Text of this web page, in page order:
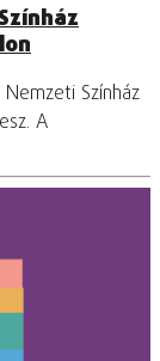
Színház
A